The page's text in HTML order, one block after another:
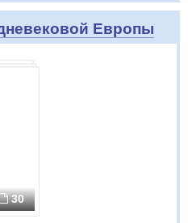
Европы
30